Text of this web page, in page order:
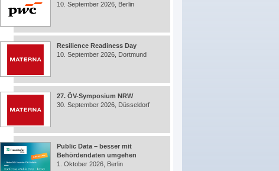
10. September 2026, Berlin
Resilience Readiness Day
10. September 2026, Dortmund
27. ÖV-Symposium NRW
30. September 2026, Düsseldorf
Public Data – besser mit
Behördendaten umgehen
1. Oktober 2026, Berlin